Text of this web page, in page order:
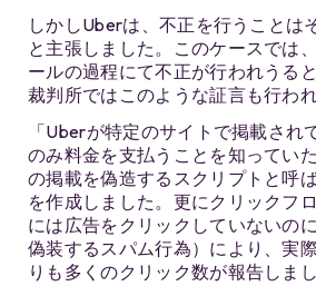
しかしUberは、不正を行うことは
と主張しました。このケースでは
ールの過程にて不正が行われうる
裁判所ではこのような証言も行われ
「Uberが特定のサイトで掲載され
のみ料金を支払うことを知ってい
の掲載を偽造するスクリプトと呼
を作成しました。更にクリックフ
には広告をクリックしていないの
偽装するスパム行為）により、実
りも多くのクリック数が報告しまし